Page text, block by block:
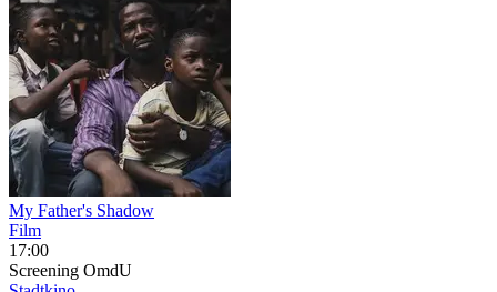
My Father's Shadow
Film
17:00
Screening OmdU